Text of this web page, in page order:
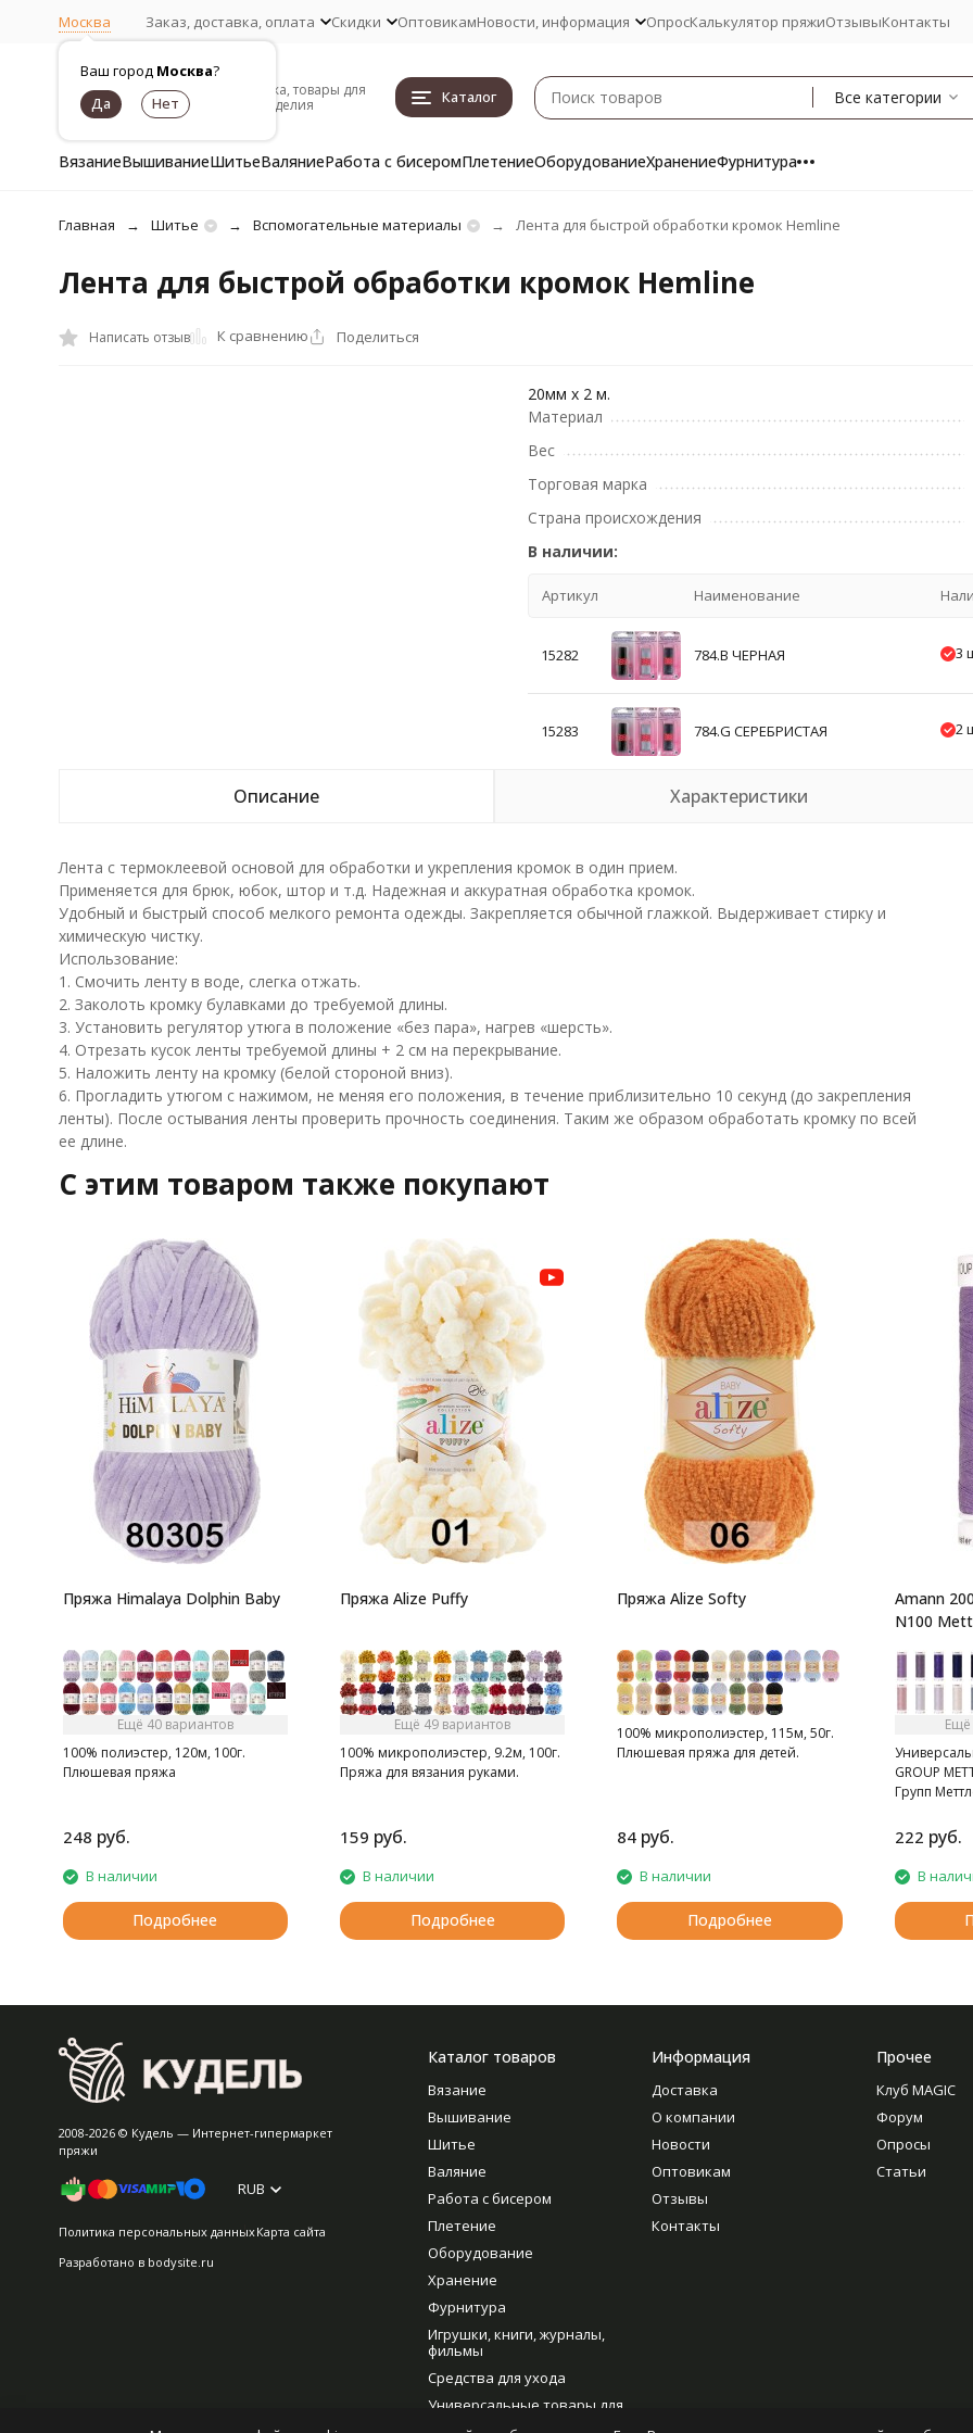
Москва
Ваш город Москва?
Заказ, доставка, оплата Скидки ОптовикамНовости, информация ОпросКалькулятор пряжиОтзывыКонтакты
Пряжа, товары для
рукоделия
Каталог Все категории
ВязаниеВышиваниеШитьеВаляниеРабота с бисеромПлетениеОборудованиеХранениеФурнитура
Главная Шитье Вспомогательные материалы Лента для быстрой обработки кромок Hemline
Лента для быстрой обработки кромок Hemline
Написать отзыв К сравнению Поделиться
20мм х 2 м.
Материал
Вес
Торговая марка
Страна происхождения
В наличии:
Артикул Наименование
15282 784.B ЧЕРНАЯ 3
15283 784.G СЕРЕБРИСТАЯ 2
Описание Характеристики
Лента с термоклеевой основой для обработки и укрепления кромок в один прием.
Применяется для брюк, юбок, штор и т.д. Надежная и аккуратная обработка кромок.
Удобный и быстрый способ мелкого ремонта одежды. Закрепляется обычной глажкой. Выдерживает стирку и
химическую чистку.
Использование:
1. Смочить ленту в воде, слегка отжать.
2. Заколоть кромку булавками до требуемой длины.
3. Установить регулятор утюга в положение «без пара», нагрев «шерсть».
4. Отрезать кусок ленты требуемой длины + 2 см на перекрывание.
5. Наложить ленту на кромку (белой стороной вниз).
6. Прогладить утюгом с нажимом, не меняя его положения, в течение приблизительно 10 секунд (до закрепления
ленты). После остывания ленты проверить прочность соединения. Таким же образом обработать кромку по всей
ее длине.
C этим товаром также покупают
Пряжа Himalaya Dolphin Baby
Ещё 40 вариантов
100% полиэстер, 120м, 100г.
Плюшевая пряжа
248 руб.
В наличии
Подробнее
Пряжа Alize Puffy
Ещё 49 вариантов
100% микрополиэстер, 9.2м, 100г.
Пряжа для вязания руками.
159 руб.
В наличии
Подробнее
Пряжа Alize Softy
100% микрополиэстер, 115м, 50г.
Плюшевая пряжа для детей.
84 руб.
В наличии
Подробнее
Amann
N100
Ещё
GROUP
Групп
222 руб.
В
2008-2026 © Кудель — Интернет-гипермаркет
пряжи
RUB
Политика персональных данныхКарта сайта
Разработано в bodysite.ru
Каталог товаров
Вязание
Вышивание
Шитье
Валяние
Работа с бисером
Плетение
Оборудование
Хранение
Фурнитура
Игрушки, книги, журналы,
фильмы
Средства для ухода
Универсальные товары для
Информация
Доставка
О компании
Новости
Оптовикам
Отзывы
Контакты
Прочее
Клуб MAGIC
Форум
Опросы
Статьи